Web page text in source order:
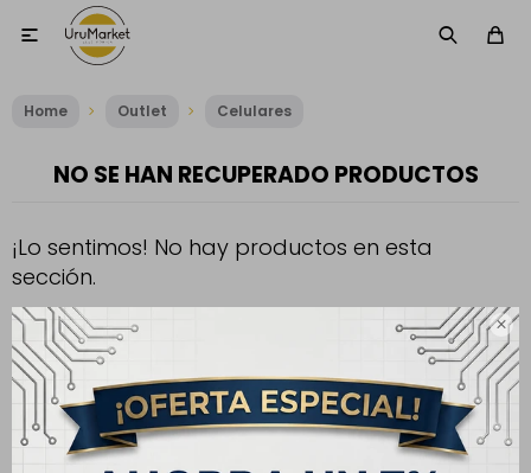


Home Outlet Celulares
NO SE HAN RECUPERADO PRODUCTOS
¡Lo sentimos! No hay productos en esta
sección.
Inténtalo nuevamente con otros criterios de filtrado o busca en
otras secciones de nuestro catálogo.
Filtrando por: Celulares Modelo:iPhone XS Max